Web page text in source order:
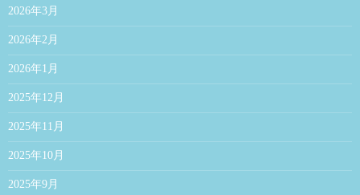
2026年3月
2026年2月
2026年1月
2025年12月
2025年11月
2025年10月
2025年9月